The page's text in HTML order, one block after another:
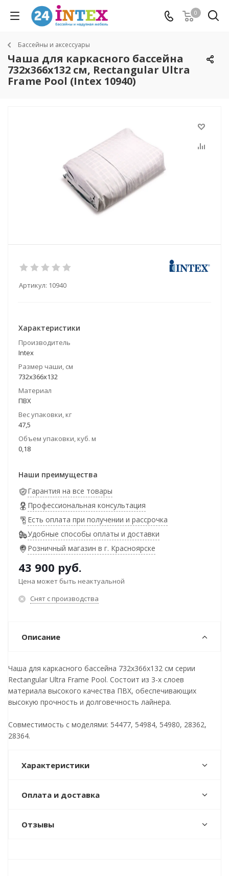
0
Бассейны и аксессуары
Чаша для каркасного бассейна
732x366x132 см, Rectangular Ultra
Frame Pool (Intex 10940)
Артикул: 10940
Характеристики
Производитель
Intex
Размер чаши, см
732x366x132
Материал
ПВХ
Вес упаковки, кг
47,5
Объем упаковки, куб. м
0,18
Наши преимущества
Гарантия на все товары
Профессиональная консультация
Есть оплата при получении и рассрочка
Удобные способы оплаты и доставки
Розничный магазин в г. Красноярске
43 900 руб.
Цена может быть неактуальной
Снят с производства
Описание
Чаша для каркасного бассейна 732x366x132 см серии
Rectangular Ultra Frame Pool. Состоит из 3-х слоев
материала высокого качества ПВХ, обеспечивающих
высокую прочность и долговечность лайнера.
Совместимость с моделями: 54477, 54984, 54980, 28362,
28364.
Характеристики
Оплата и доставка
Отзывы